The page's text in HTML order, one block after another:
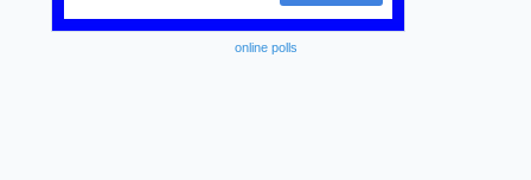
online polls